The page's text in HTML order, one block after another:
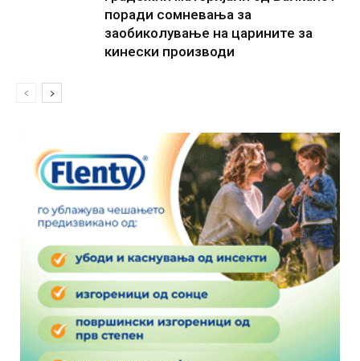
поради сомневања за
заобиколување на царините за
кинески производи